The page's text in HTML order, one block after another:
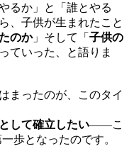
るか」と「誰とやる
、子供が生まれたこと
のか」そして「 子供の
ていった、と語りま
まったのが、このタイ
して確立したい——こ
歩となったのです。